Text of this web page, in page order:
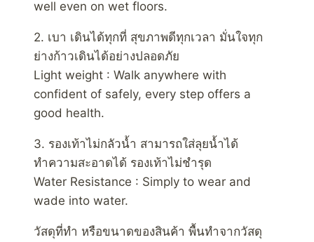
well even on wet floors.
2. เบา เดินได้ทุกที่ สุขภาพดีทุกเวลา มั่นใจทุก
ย่างก้าวเดินได้อย่างปลอดภัย
Light weight : Walk anywhere with
confident of safely, every step offers a
good health.
3. รองเท้าไม่กลัวน้ำ สามารถใส่ลุยน้ำได้
ทำความสะอาดได้ รองเท้าไม่ชำรุด
Water Resistance : Simply to wear and
wade into water.
วัสดุที่ทำ หรือขนาดของสินค้า พื้นทำจากวัสดุ